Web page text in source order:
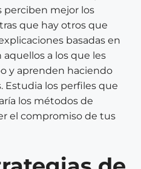
perciben mejor los
que hay otros que
basadas en
a los que les
y aprenden haciendo
Estudia los perfiles que
los métodos de
el compromiso de tus